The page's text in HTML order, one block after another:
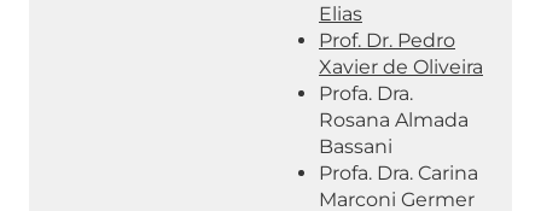
Elias
Prof. Dr. Pedro
Xavier de Oliveira
Profa. Dra.
Rosana Almada
Bassani
Profa. Dra. Carina
Marconi Germer